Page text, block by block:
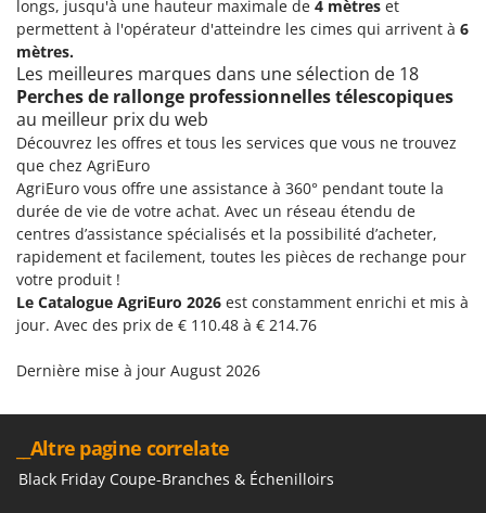
longs, jusqu'à une hauteur maximale de 4 mètres et
permettent à l'opérateur d'atteindre les cimes qui arrivent à 6
mètres.
Les meilleures marques dans une sélection de 18
Perches de rallonge professionnelles télescopiques
au meilleur prix du web
Découvrez les offres et tous les services que vous ne trouvez
que chez AgriEuro
AgriEuro vous offre une assistance à 360° pendant toute la
durée de vie de votre achat. Avec un réseau étendu de
centres d’assistance spécialisés et la possibilité d’acheter,
rapidement et facilement, toutes les pièces de rechange pour
votre produit !
Le Catalogue AgriEuro 2026 est constamment enrichi et mis à
jour. Avec des prix de € 110.48 à € 214.76
Dernière mise à jour August 2026
__Altre pagine correlate
Black Friday Coupe-Branches & Échenilloirs